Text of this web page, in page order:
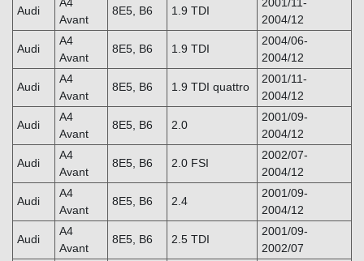
Audi
Avant
8E5, B6 1.9 TDI
2004/12
Audi
A4
Avant
8E5, B6 1.9 TDI
2004/06-
2004/12
Audi
A4
Avant
8E5, B6 1.9 TDI quattro
2001/11-
2004/12
Audi
A4
Avant
8E5, B6 2.0
2001/09-
2004/12
Audi
A4
Avant
8E5, B6 2.0 FSI
2002/07-
2004/12
Audi
A4
Avant
8E5, B6 2.4
2001/09-
2004/12
Audi
A4
Avant
8E5, B6 2.5 TDI
2001/09-
2002/07